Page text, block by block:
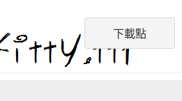
下載點